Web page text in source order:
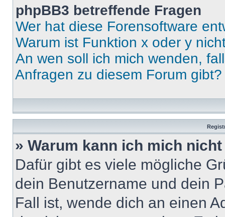
phpBB3 betreffende Fragen
Wer hat diese Forensoftware
Warum ist Funktion x oder y
An wen soll ich mich wenden,
Anfragen zu diesem Forum gibt?
» Warum kann ich mich
Dafür gibt es viele mögliche
dein Benutzername und dein
Fall ist, wende dich an einen